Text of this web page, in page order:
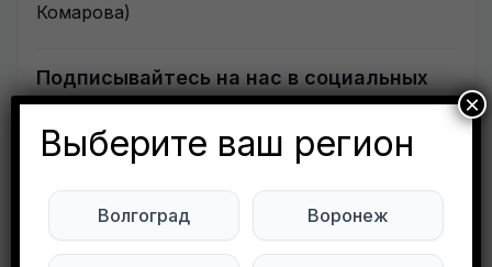
Комарова)
Подписывайтесь на нас в социальных
сетях:
Мы в Max Мы в Telegram
82 просмотров
Выберите ваш регион
Волгоград Воронеж
×